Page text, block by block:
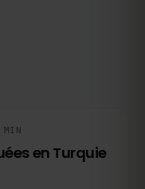
en Turquie